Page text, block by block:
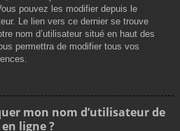
pouvez les modifier depuis le
Le lien vers ce dernier se trouve
nom d’utilisateur situé en haut des
permettra de modifier tous vos
mon nom d’utilisateur de
ligne ?